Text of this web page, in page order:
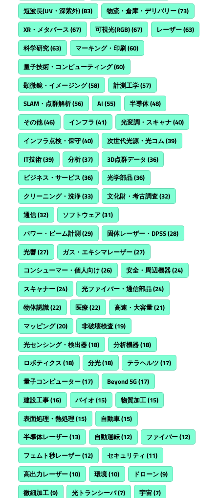
短波長(UV・深紫外)(83) 物流・倉庫・デリバリー(73)
XR・メタバース (67) 可視光(RGB)(67) レーザー(63)
科学研究(63) マーキング・印刷(60)
量子技術・コンピューティング(60)
顕微鏡・イメージング(58) 計測工学(57)
SLAM・点群解析(56) AI (55) 半導体(48)
その他(46) インフラ (41) 光変調・スキャナ(40)
インフラ点検・保守(40) 次世代光源・光コム(39)
IT技術(39) 分析(37) 3D点群データ (36)
ビジネス・サービス (36) 光学部品(36)
クリーニング・洗浄(33) 文化財・考古調査(32)
通信(32) ソフトウェア(31)
パワー・ビーム計測(29) 固体レーザー・DPSS(28)
光響(27) ガス・エキシマレーザー(27)
コンシューマー・個人向け(26) 安全・周辺機器(24)
スキャナー(24) 光ファイバー・通信部品(24)
物体認識(22) 医療(22) 高速・大容量(21)
マッピング(20) 非破壊検査(19)
光センシング・検出器(18) 分析機器(18)
ロボティクス (18) 分光(18) テラヘルツ (17)
量子コンピューター(17) Beyond 5G(17)
建設工事(16) バイオ (15) 物質加工(15)
表面処理・熱処理(15) 自動車(15)
半導体レーザー(13) 自動運転(12) ファイバー(12)
フェムト秒レーザー(12) セキュリティ (11)
高出力レーザー(10) 環境(10) ドローン(9)
微細加工(9) 光トランシーバ(7) 宇宙(7)